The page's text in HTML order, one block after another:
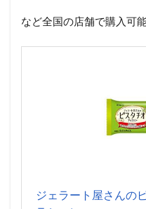
など全国の店舗で購入可能
ジェラート屋さんの